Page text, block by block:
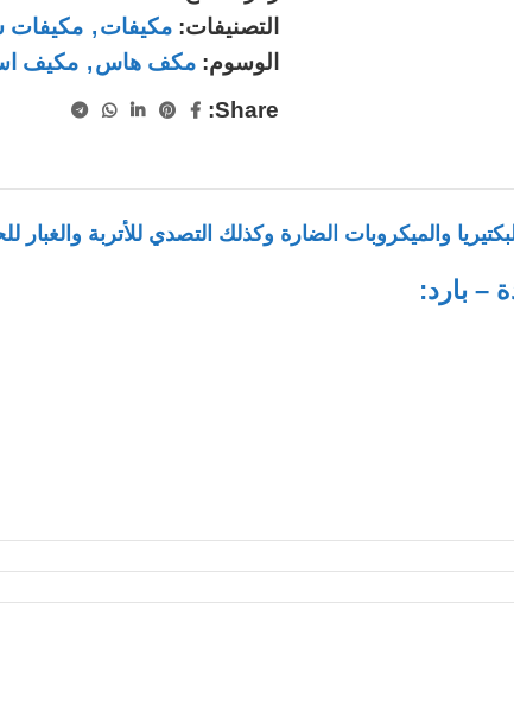
التصنيفات: مكيفات, مكيفات
الوسوم: مكف هاس, مكيف
Share:
والميكروبات الضارة وكذلك التصدي للأتربة